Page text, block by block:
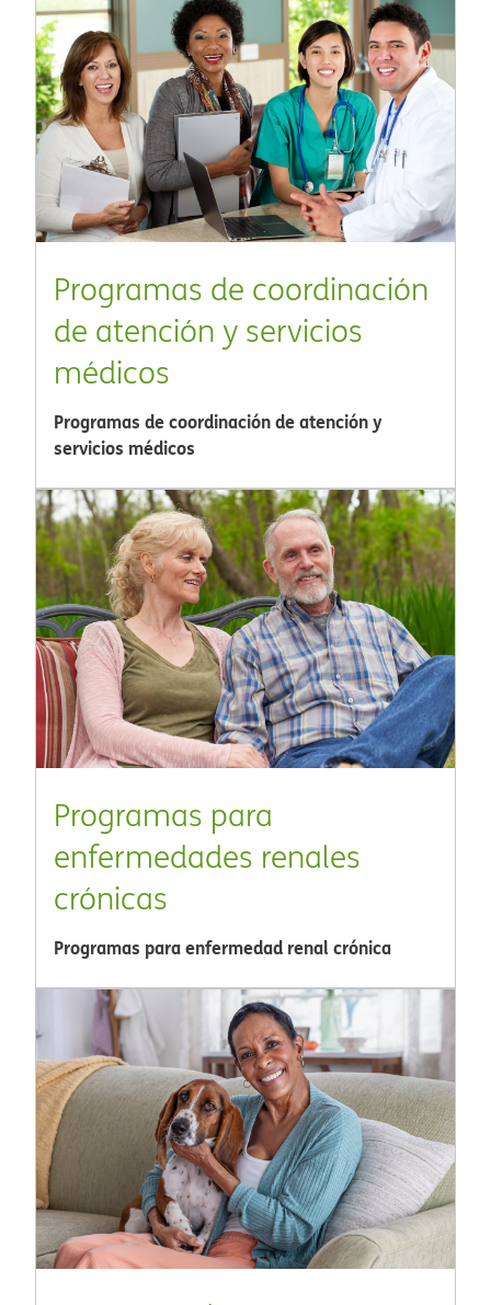
Programas de coordinación
de atención y servicios
médicos​​
Programas de coordinación de atención y
servicios médicos​​
Programas para
enfermedades renales
crónicas​​
Programas para enfermedad renal crónica​​